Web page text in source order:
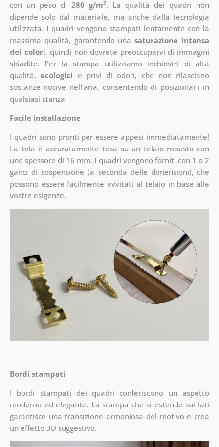
con un peso di 280 g/m2. La qualità dei quadri non
dipende solo dal materiale, ma anche dalla tecnologia
utilizzata. I quadri vengono stampati lentamente con la
massima qualità, garantendo unasaturazione intensa
dei colori, quindi non dovrete preoccuparvi di immagini
sbiadite. Per la stampa utilizziamo inchiostri di alta
qualità,ecologici e privi di odori, che non rilasciano
sostanze nocive nell'aria, consentendo di posizionarli in
qualsiasi stanza.
Facile installazione
I quadri sono pronti per essere appesi immediatamente!
La tela è accuratamente tesa su un telaio robusto con
uno spessore di 16 mm. I quadri vengono forniti con 1 o 2
ganci di sospensione (a seconda delle dimensioni), che
possono essere facilmente avvitati al telaio in base alle
vostre esigenze.
Bordi stampati
I bordi stampati dei quadri conferiscono un aspetto
moderno ed elegante. La stampa che si estende sui lati
garantisce una transizione armoniosa del motivo e crea
un effetto 3D suggestivo.